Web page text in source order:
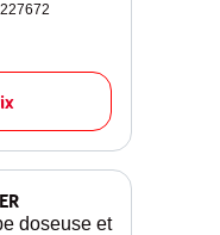
doseuse et